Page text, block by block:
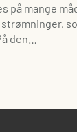
på mange
den…